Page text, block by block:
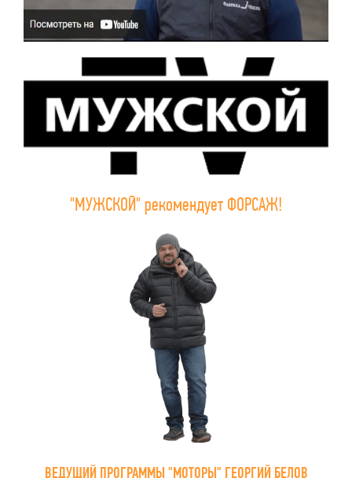
"МУЖСКОЙ" рекомендует ФОРСАЖ!
ВЕДУЩИЙ ПРОГРАММЫ "МОТОРЫ" ГЕОРГИЙ БЕЛОВ